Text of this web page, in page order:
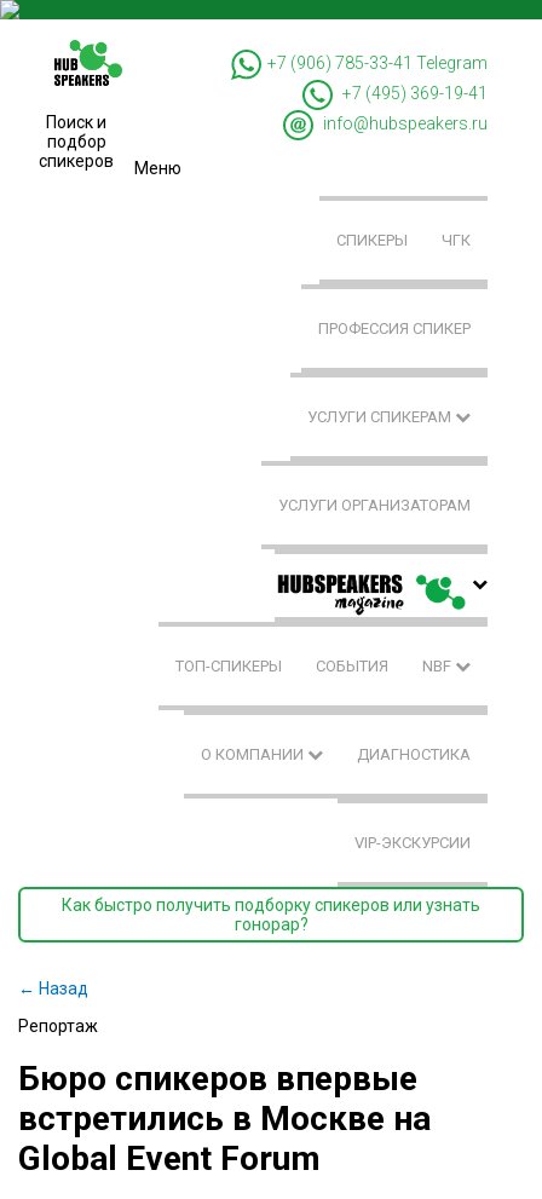
Поиск и
подбор
спикеров
+7 (906) 785-33-41 Telegram
+7 (495) 369-19-41
info@hubspeakers.ru
Меню
СПИКЕРЫ ЧГК
ПРОФЕССИЯ СПИКЕР
УСЛУГИ СПИКЕРАМ
УСЛУГИ ОРГАНИЗАТОРАМ
ТОП-СПИКЕРЫ СОБЫТИЯ NBF
О КОМПАНИИ ДИАГНОСТИКА
VIP-ЭКСКУРСИИ
Как быстро получить подборку спикеров или узнать
гонорар?
← Назад
Репортаж
Бюро спикеров впервые
встретились в Москве на
Global Event Forum